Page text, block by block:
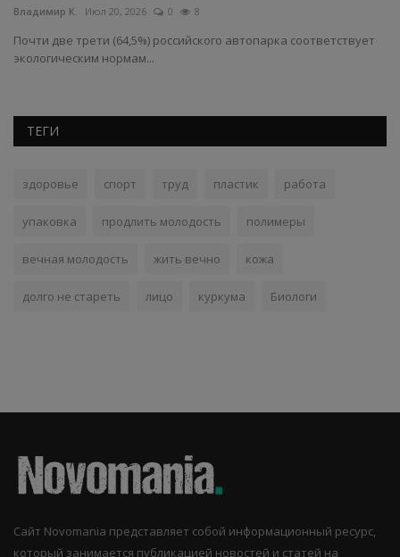
Владимир К. Июл 20, 2026 0 8
Почти две трети (64,5%) российского автопарка соответствует
экологическим нормам...
ТЕГИ
здоровье спорт труд пластик работа
упаковка продлить молодость полимеры
вечная молодость жить вечно кожа
долго не стареть лицо куркума Биологи
Сайт Novomania представляет собой информационный ресурс,
который занимается публикацией новостей и статей на